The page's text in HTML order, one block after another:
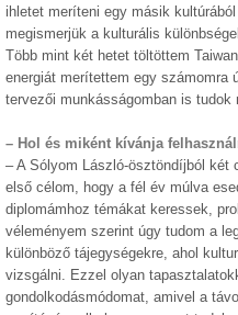
ihletet meríteni egy másik
megismerjük a kulturális
Több mint két hetet töltöttem
energiát merítettem egy számomra
tervezői munkásságomban is tudok
– Hol és miként kívánja
– A Sólyom László-ösztöndíjból két
első célom, hogy a fél év múlva
diplomámhoz témákat keressek,
véleményem szerint úgy tudom a
különböző tájegységekre, ahol
vizsgálni. Ezzel olyan
gondolkodásmódomat, amivel a